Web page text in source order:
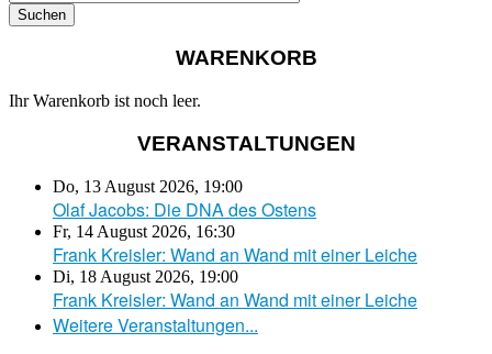
WARENKORB
Ihr Warenkorb ist noch leer.
VERANSTALTUNGEN
Do, 13 August 2026, 19:00
Olaf Jacobs: Die DNA des Ostens
Fr, 14 August 2026, 16:30
Frank Kreisler: Wand an Wand mit einer Leiche
Di, 18 August 2026, 19:00
Frank Kreisler: Wand an Wand mit einer Leiche
Weitere Veranstaltungen...